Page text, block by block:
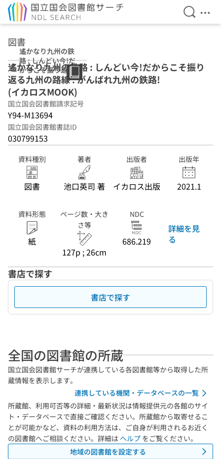
検索を
メ
図書
遙かなり九州の鉄
路 : しんどい今!だ
からこそ振り返る
九州の路線 : がん
ばれ九州の鉄路!
(イカロスMOOK)
遙かなり九州の鉄路 : しんどい今!だからこそ振り
返る九州の路線 : がんばれ九州の鉄路!
(イカロスMOOK)
国立国会図書館請求記号
Y94-M13694
国立国会図書館書誌ID
030799153
資料種別
図書
著者
池口英司 著
出版者
イカロス出版
出版年
2021.1
資料形態
紙
ページ数・大き
さ等
127p ; 26cm
NDC
686.219
詳細を見
る
書店で探す
書店で探す
全国の図書館の所蔵
国立国会図書館サーチが連携している各図書館等から取得した所
蔵情報を表示します。
連携している機関・データベースの一覧
所蔵館、利用可否等の詳細・最新状況は情報提供元の各館のサイ
ト・データベースで直接ご確認ください。所蔵館から取寄せるこ
とが可能かなど、資料の利用方法は、ご自身が利用されるお近く
の図書館へご相談ください。詳細は ヘルプ をご覧ください。
地域の図書館を設定する